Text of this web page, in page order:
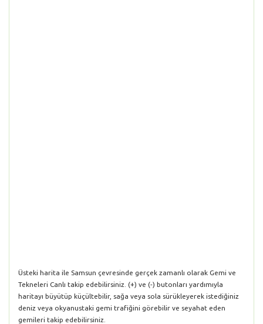
Üsteki harita ile Samsun çevresinde gerçek zamanlı olarak Gemi ve
Tekneleri Canlı takip edebilirsiniz. (+) ve (-) butonları yardımıyla
haritayı büyütüp küçültebilir, sağa veya sola sürükleyerek istediğiniz
deniz veya okyanustaki gemi trafiğini görebilir ve seyahat eden
gemileri takip edebilirsiniz.